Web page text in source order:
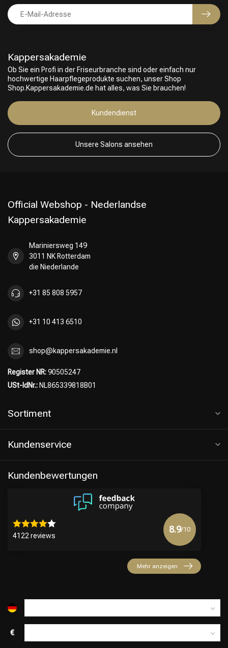
Umformung
Kappersakademie
Ob Sie ein Profi in der Friseurbranche sind oder einfach nur
hochwertige Haarpflegeprodukte suchen, unser Shop
Shop.Kappersakademie.de hat alles, was Sie brauchen!
Kundendienst
Unsere Salons ansehen
Official Webshop - Nederlandse
Kappersakademie
Mariniersweg 149
3011 NK Rotterdam
die Niederlande
+31 85 808 5957
+31 10 413 6510
shop@kappersakademie.nl
Register NR:90505247
USt-IdNr.: NL865339818B01
Sortiment
Kundenservice
Kundenbewertungen
4122 reviews
8.9/10
Mehr anzeigen
€